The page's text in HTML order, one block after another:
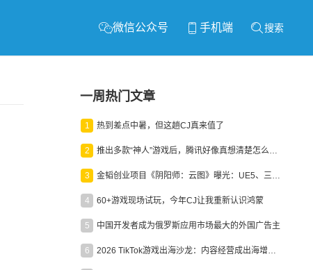
微信公众号 手机端 搜索
一周热门文章
1 热到差点中暑，但这趟CJ真来值了
2 推出多款“神人”游戏后，腾讯好像真想清楚怎么做二次元了
3 金韬创业项目《阴阳师：云图》曝光：UE5、三端互通、ARPG
4 60+游戏现场试玩，今年CJ让我重新认识鸿蒙
5 中国开发者成为俄罗斯应用市场最大的外国广告主
6 2026 TikTok游戏出海沙龙：内容经营成出海增长新引擎